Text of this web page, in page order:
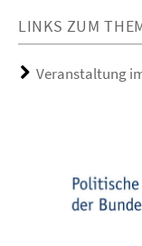
LINKS ZUM
Veranstaltung